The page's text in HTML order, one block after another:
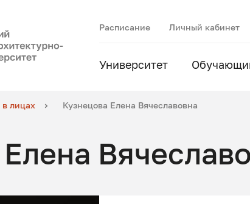
Расписание Личный кабинет
Университет
в лицах Кузнецова Елена Вячеславовна